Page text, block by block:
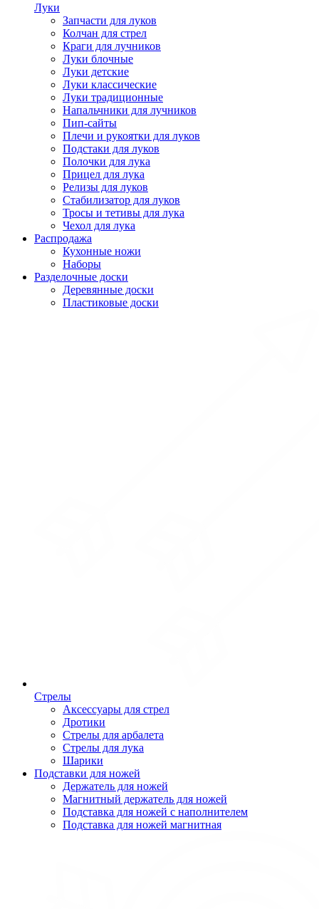
Луки
Запчасти для луков
Колчан для стрел
Краги для лучников
Луки блочные
Луки детские
Луки классические
Луки традиционные
Напальчники для лучников
Пип-сайты
Плечи и рукоятки для луков
Подстаки для луков
Полочки для лука
Прицел для лука
Релизы для луков
Стабилизатор для луков
Тросы и тетивы для лука
Чехол для лука
Распродажа
Кухонные ножи
Наборы
Разделочные доски
Деревянные доски
Пластиковые доски
Стрелы
Аксессуары для стрел
Дротики
Стрелы для арбалета
Стрелы для лука
Шарики
Подставки для ножей
Держатель для ножей
Магнитный держатель для ножей
Подставка для ножей с наполнителем
Подставка для ножей магнитная